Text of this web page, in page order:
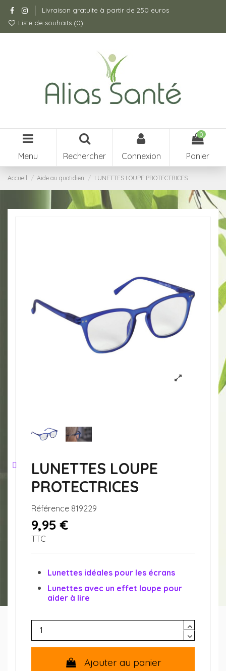
Livraison gratuite à partir de 250 euros
Liste de souhaits (0)
Menu Rechercher Connexion
0
Panier
Accueil Aide au quotidien LUNETTES LOUPE PROTECTRICES
LUNETTES LOUPE
PROTECTRICES
Référence 819229
9,95 €
TTC
Lunettes idéales pour les écrans
Lunettes avec un effet loupe pour
aider à lire
Ajouter au panier